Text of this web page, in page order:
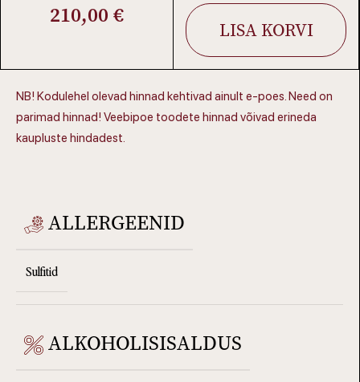
210,00€
LISA KORVI
NB! Kodulehel olevad hinnad kehtivad ainult e-poes. Need on
parimad hinnad! Veebipoe toodete hinnad võivad erineda
kaupluste hindadest.
ALLERGEENID
Sulfitid
ALKOHOLISISALDUS